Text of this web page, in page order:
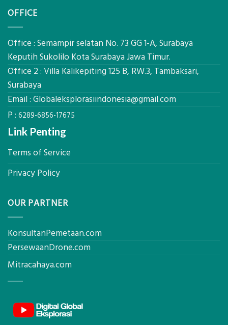
Ekplorasi.Menggunakan
Ukur
Presisi
Akurat
OFFICE
Office : Semampir selatan No. 73 GG 1-A, Surabaya
Keputih Sukolilo Kota Surabaya Jawa Timur.
Office 2 : Villa Kalikepiting 125 B, RW.3, Tambaksari,
Surabaya
Email : Globaleksplorasiindonesia@gmail.com
P : 6289-6856-17675
Link Penting
Terms of Service
Privacy Policy
OUR PARTNER
KonsultanPemetaan.com
PersewaanDrone.com
Mitracahaya.com